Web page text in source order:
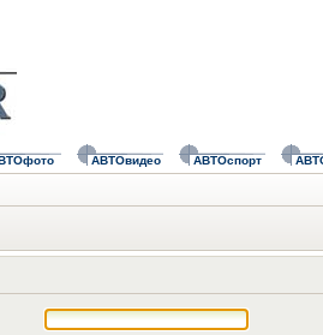
АВТОвидео АВТОспорт